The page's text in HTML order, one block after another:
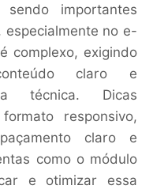
importantes
especialmente no e-
complexo, exigindo
claro e
técnica. Dicas
responsivo,
claro e
como o módulo
e otimizar essa